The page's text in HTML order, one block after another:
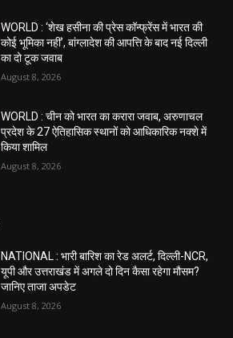
WORLD : ‘शेख हसीना की प्रेस कॉन्फ्रेंस में भारत की
कोई भूमिका नहीं’, बांग्लादेश की आपत्ति के बाद नई दिल्ली
का दो टूक जवाब
August 8, 2026
WORLD : चीन को भारत का करारा जवाब, अरुणाचल
प्रदेश के 27 ऐतिहासिक स्थानों को आधिकारिक नक्शे में
किया शामिल
August 8, 2026
NATIONAL : भारी बारिश का रेड अलर्ट, दिल्ली-NCR,
यूपी और उत्तराखंड में अगले दो दिन कैसा रहेगा मौसम?
जानिए ताजा अपडेट
August 8, 2026